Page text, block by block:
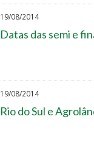
19/08/2014
Datas das semi e
19/08/2014
Rio do Sul e